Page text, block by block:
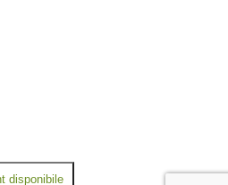
disponibile